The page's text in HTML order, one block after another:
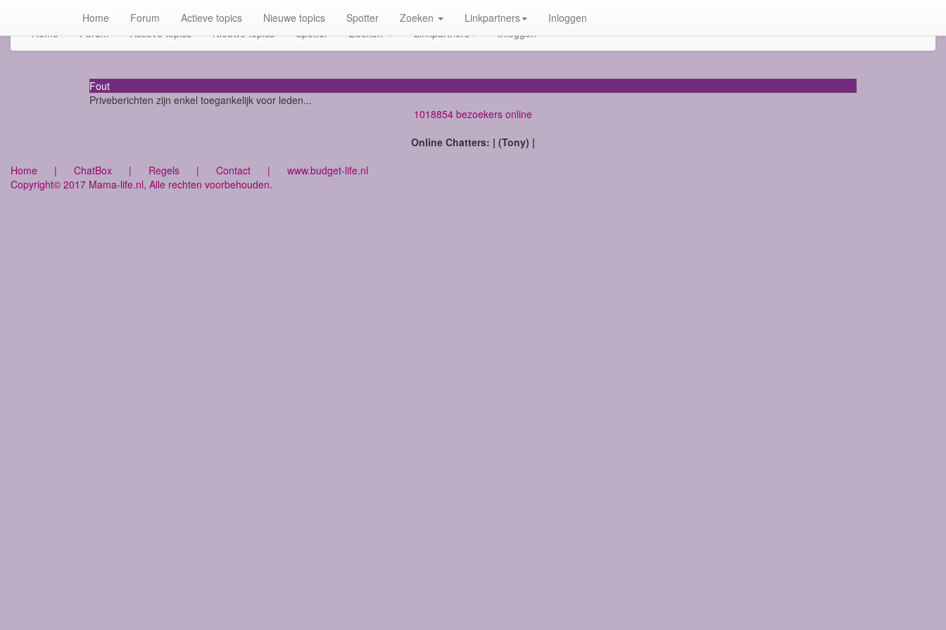
Home Forum Actieve topics Nieuwe topics Spotter Zoeken Linkpartners Inloggen
Home Forum Actieve topics Nieuwe topics Spotter Zoeken Linkpartners Inloggen
Fout
Priveberichten zijn enkel toegankelijk voor leden...
1018854 bezoekers online
Online Chatters: | (Tony) |
Home | ChatBox | Regels | Contact | www.budget-life.nl
Copyright© 2017 Mama-life.nl, Alle rechten voorbehouden.